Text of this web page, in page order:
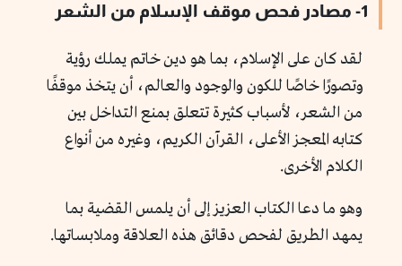
1- مصادر فحص موقف الإسلام من الشعر
لقد كان على الإسلام، بما هو دين خاتم يملك رؤية
وتصورًا خاصًا للكون والوجود والعالم، أن يتخذ موقفًا
من الشعر، لأسباب كثيرة تتعلق بمنع التداخل بين
كتابه المعجز الأعلى، القرآن الكريم، وغيره من أنواع
الكلام الأخرى.
وهو ما دعا الكتاب العزيز إلى أن يلمس القضية بما
يمهد الطريق لفحص دقائق هذه العلاقة وملابساتها.